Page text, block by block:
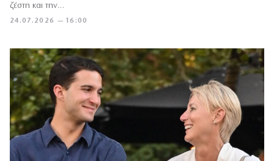
24.07.2026 — 16:00
ζέστη και την…